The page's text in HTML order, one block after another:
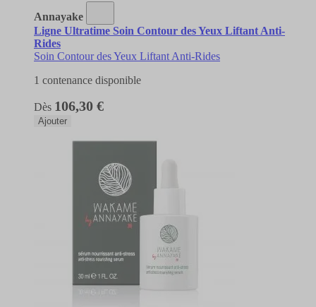
Annayake
Ligne Ultratime Soin Contour des Yeux Liftant Anti-
Rides
Soin Contour des Yeux Liftant Anti-Rides
1 contenance disponible
Dès 106,30 €
Ajouter